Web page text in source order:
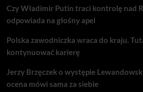
Czy Władimir Putin traci kontrolę nad
odpowiada na głośny apel
Polska zawodniczka wraca do kraju.
kontynuować karierę
Jerzy Brzęczek o występie
ocena mówi sama za siebie